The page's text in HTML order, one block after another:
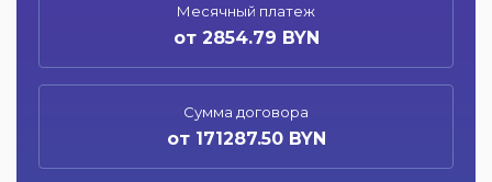
Месячный платеж
от 2854.79 BYN
Сумма договора
от 171287.50 BYN